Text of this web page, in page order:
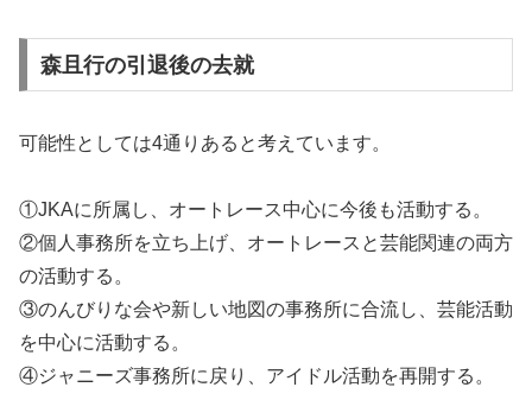
森且行の引退後の去就
可能性としては4通りあると考えています。
①JKAに所属し、オートレース中心に今後も活動する。
②個人事務所を立ち上げ、オートレースと芸能関連の両方
の活動する。
③のんびりな会や新しい地図の事務所に合流し、芸能活動
を中心に活動する。
④ジャニーズ事務所に戻り、アイドル活動を再開する。